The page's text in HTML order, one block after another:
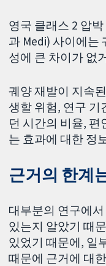
영국 클래스 2 압
과 Medi) 사이에는
성에 큰 차이가 없
궤양 재발이 지속
생할 위험, 연구 기
던 시간의 비율, 편
는 효과에 대한 정
근거의 한계
대부분의 연구에
있는지 알았기 때
있었기 때문에, 일
때문에 근거에 대